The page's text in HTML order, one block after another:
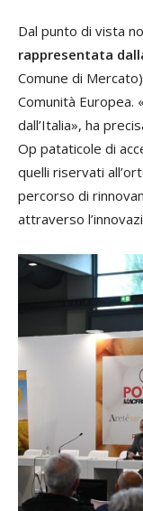
Dal punto di vista
rappresentata
Comune di
Comunità
dall’Italia», ha
Op pataticole di
quelli riservati
percorso di
attraverso